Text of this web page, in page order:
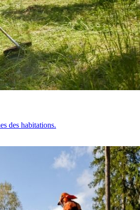
des habitations.